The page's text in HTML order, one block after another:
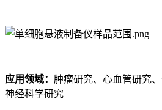
应用领域： 肿瘤研究、心血管研究
神经科学研究